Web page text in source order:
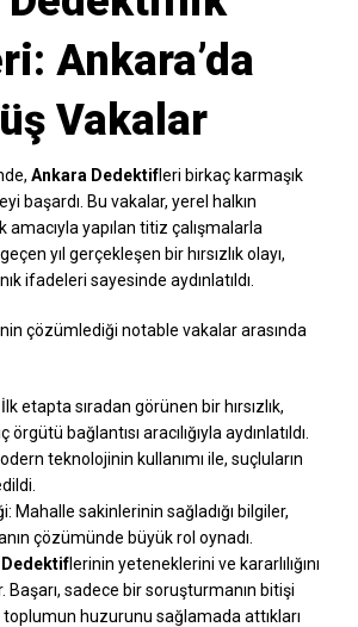
Ankara’da
Vakalar
Ankara Dedektifleri birkaç karmaşık
başardı. Bu vakalar, yerel halkın
yapılan titiz çalışmalarla
yıl gerçekleşen bir hırsızlık olayı,
ifadeleri sayesinde aydınlatıldı.
çözümlediği notable vakalar arasında
İlk etapta sıradan görünen bir hırsızlık,
bağlantısı aracılığıyla aydınlatıldı.
teknolojinin kullanımı ile, suçluların
Mahalle sakinlerinin sağladığı bilgiler,
çözümünde büyük rol oynadı.
lerinin yeteneklerini ve kararlılığını
Başarı, sadece bir soruşturmanın bitişi
huzurunu sağlamada attıkları